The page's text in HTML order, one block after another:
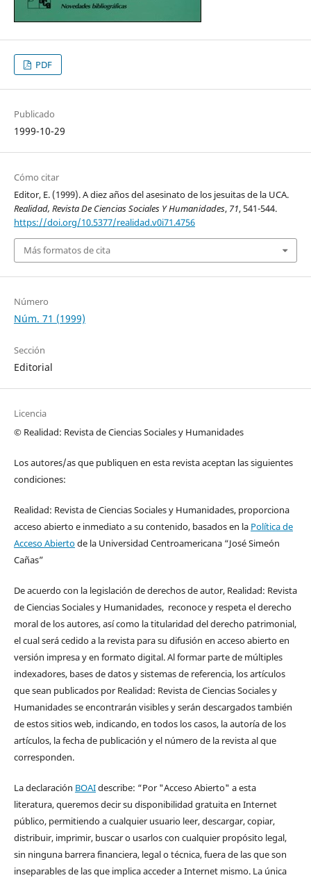
PDF
Publicado
1999-10-29
Cómo citar
Editor, E. (1999). A diez años del asesinato de los jesuitas de la UCA.
Realidad, Revista De Ciencias Sociales Y Humanidades, 71, 541-544.
https://doi.org/10.5377/realidad.v0i71.4756
Más formatos de cita
Número
Núm. 71 (1999)
Sección
Editorial
Licencia
© Realidad: Revista de Ciencias Sociales y Humanidades
Los autores/as que publiquen en esta revista aceptan las siguientes
condiciones:
Realidad: Revista de Ciencias Sociales y Humanidades, proporciona
acceso abierto e inmediato a su contenido, basados en la Política de
Acceso Abiertode la Universidad Centroamericana “José Simeón
Cañas”
De acuerdo con la legislación de derechos de autor, Realidad: Revista
de Ciencias Sociales y Humanidades, reconoce y respeta el derecho
moral de los autores, así como la titularidad del derecho patrimonial,
el cual será cedido a la revista para su difusión en acceso abierto en
versión impresa y en formato digital. Al formar parte de múltiples
indexadores, bases de datos y sistemas de referencia, los artículos
que sean publicados por Realidad: Revista de Ciencias Sociales y
Humanidades se encontrarán visibles y serán descargados también
de estos sitios web, indicando, en todos los casos, la autoría de los
artículos, la fecha de publicación y el número de la revista al que
corresponden.
La declaración BOAIdescribe: “Por "Acceso Abierto" a esta
literatura, queremos decir su disponibilidad gratuita en Internet
público, permitiendo a cualquier usuario leer, descargar, copiar,
distribuir, imprimir, buscar o usarlos con cualquier propósito legal,
sin ninguna barrera financiera, legal o técnica, fuera de las que son
inseparables de las que implica acceder a Internet mismo. La única